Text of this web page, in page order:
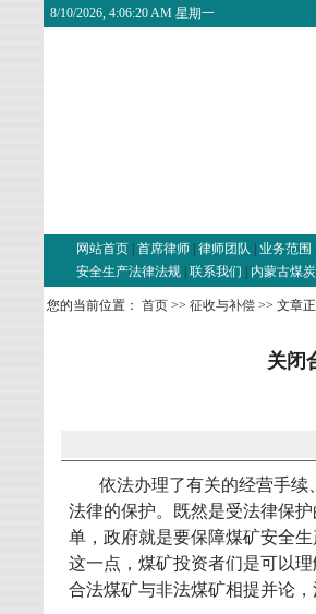
8/10/2026, 4:06:21 AM 星期一
网站首页 首席律师 律师团队 业务范围
安全生产法律法规 联系我们 内蒙古煤
您的当前位置： 首页 >> 征收与补偿 >> 文章
关闭
依法办理了有关的经营手
法律的保护。既然是受法律保
单，政府就是要保障煤矿安全
这一点，煤矿投资者们是可以
合法煤矿与非法煤矿相提并论，